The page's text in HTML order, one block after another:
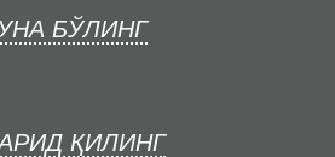
БЎЛИНГ
ҚИЛИНГ